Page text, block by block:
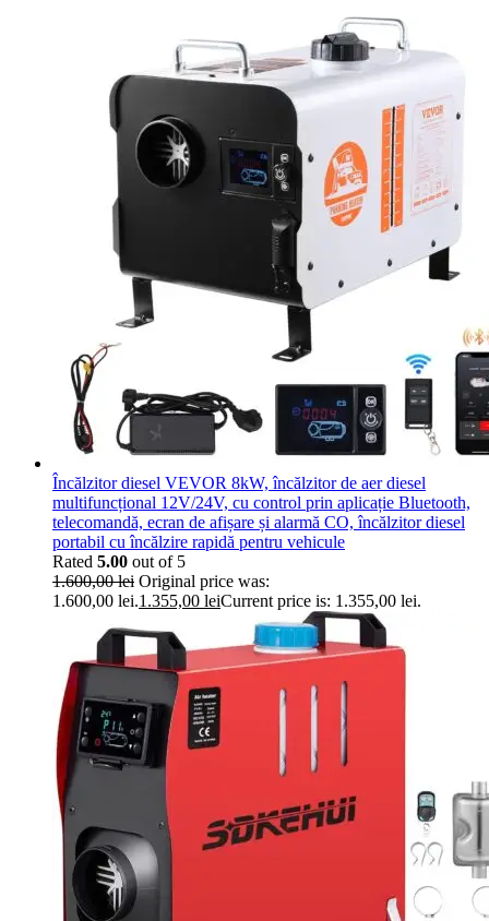
Încălzitor diesel VEVOR 8kW, încălzitor de aer diesel
multifuncțional 12V/24V, cu control prin aplicație Bluetooth,
telecomandă, ecran de afișare și alarmă CO, încălzitor diesel
portabil cu încălzire rapidă pentru vehicule
Rated 5.00 out of 5
1.600,00lei Original price was:
1.600,00 lei.1.355,00 leiCurrent price is: 1.355,00 lei.